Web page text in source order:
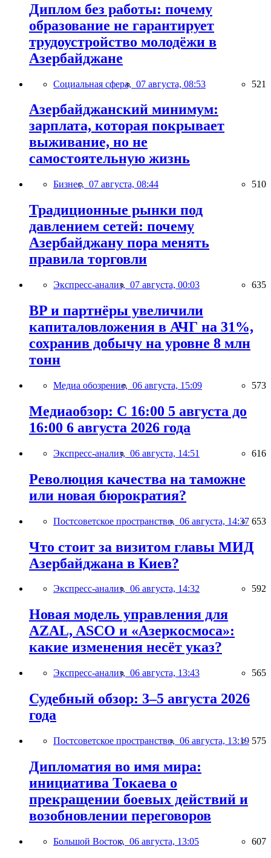
Диплом без работы: почему
образование не гарантирует
трудоустройство молодёжи в
Азербайджане
Социальная сфера, 07 августа, 08:53 521
Азербайджанский минимум:
зарплата, которая покрывает
выживание, но не
самостоятельную жизнь
Бизнес, 07 августа, 08:44 510
Традиционные рынки под
давлением сетей: почему
Азербайджану пора менять
правила торговли
Экспресс-анализ, 07 августа, 00:03 635
BP и партнёры увеличили
капиталовложения в АЧГ на 31%,
сохранив добычу на уровне 8 млн
тонн
Медиа обозрение, 06 августа, 15:09 573
Медиаобзор: С 16:00 5 августа до
16:00 6 августа 2026 года
Экспресс-анализ, 06 августа, 14:51 616
Революция качества на таможне
или новая бюрократия?
Постсоветское пространство, 06 августа, 14:37 653
Что стоит за визитом главы МИД
Азербайджана в Киев?
Экспресс-анализ, 06 августа, 14:32 592
Новая модель управления для
AZAL, ASCO и «Азеркосмоса»:
какие изменения несёт указ?
Экспресс-анализ, 06 августа, 13:43 565
Судебный обзор: 3–5 августа 2026
года
Постсоветское пространство, 06 августа, 13:19 575
Дипломатия во имя мира:
инициатива Токаева о
прекращении боевых действий и
возобновлении переговоров
Большой Восток, 06 августа, 13:05 607